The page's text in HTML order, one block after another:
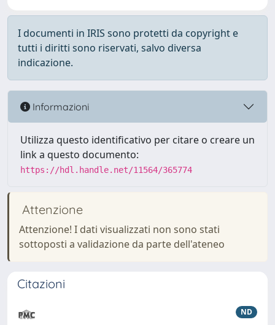
I documenti in IRIS sono protetti da copyright e
tutti i diritti sono riservati, salvo diversa
indicazione.
Informazioni
Utilizza questo identificativo per citare o creare un
link a questo documento:
https://hdl.handle.net/11564/365774
Attenzione
Attenzione! I dati visualizzati non sono stati
sottoposti a validazione da parte dell'ateneo
Citazioni
ND